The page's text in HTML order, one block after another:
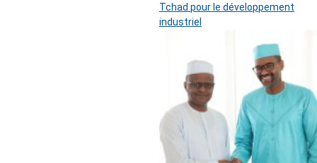
Tchad pour le développement
industriel